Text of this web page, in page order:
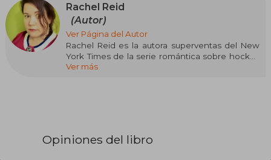
Rachel Reid
(Autor)
Ver Página del Autor
Rachel Reid es la autora superventas del New
York Times de la serie romántica sobre hockey
Game Changers, así como de las novelas
Ver más
Opiniones del libro